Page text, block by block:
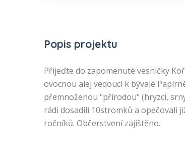
Popis projektu
Přijeďte do zapomenuté vesničky
ovocnou alej vedoucí k bývalé
přemnoženou "přírodou" (hryzci,
rádi dosadili 10stromků a opečovali
ročníků. Občerstvení zajištěno.